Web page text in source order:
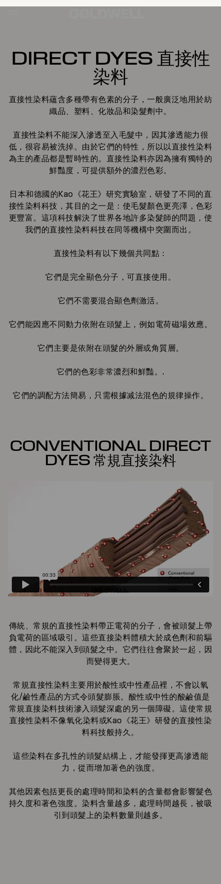
DIRECT DYES 直接性
染料
直接性染料蘊含多種帶有色素的分子，一般廣泛地用於紡
織品、塑料、化妝品和染髮劑中。
直接性染料不能深入滲透至入毛髮中，因其滲透能力很
低，很容易被洗掉。由於它們的特性，所以以直接性染料
為主的產品都是暫時性的。直接性染料亦因為擁有獨特的
鮮豔度，可提供額外的濃烈色彩。
日本和德國的Kao《花王》研究實驗室，研發了不同的直
接性染料科技，其目的之一是：使毛髮顏色更亮澤，色彩
更豐富。這項科技解決了世界各地許多染髮師的問題，使
我們的直接性染料科技在同等機構中突圍而出。
直接性染料有以下幾個共同點：
它們是完全顯色分子，可直接使用。
它們不需要混合顯色劑激活。
它們能因應不同動力依附在頭髮上，例如電荷磁場效應。
它們主要是依附在頭髮的外層或角質層。
它們的色彩非常濃烈和鮮豔。.
它們的調配方法簡易，只需根據减法混色的規律操作。
CONVENTIONAL DIRECT
DYES 常規直接染料
傳統、常規的直接性染料帶正電荷的分子，會被頭髮上帶
負電荷的區域吸引。這些直接染料體積大於成色劑和前驅
體，因此不能深入到頭髮之中。它們往往會聚於一起，因
而變得更大。
常規直接性染料主要用於酸性或中性產品裡，不會以氧
化/鹼性產品的方式令頭髮膨脹。酸性或中性的酸鹼值是
常規直接染料技術滲入頭髮深處的另一個障礙。這使常規
直接性染料不像氧化染料或Kao《花王》研發的直接性染
料科技般持久。
這些染料在多孔性的頭髮結構上，才能發揮更高滲透能
力，從而增加著色的強度。
其他因素包括更長的處理時間和染料的含量都會影響髮色
持久度和著色強度。染料含量越多，處理時間越長，被吸
引到頭髮上的染料數量則越多。